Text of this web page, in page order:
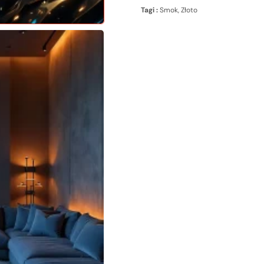
Tagi :Smok,Złoto